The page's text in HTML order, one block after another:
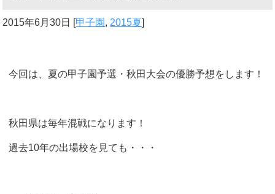
2015年6月30日 [甲子園 , 2015夏]
今回は、夏の甲子園予選・秋田大会の優勝予想をします！
秋田県は毎年混戦になります！
過去10年の出場校を見ても・・・